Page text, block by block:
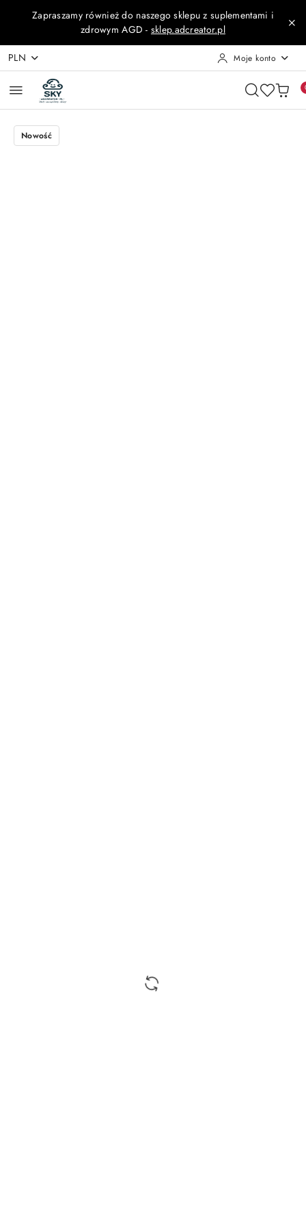
Przejdź do treści głównej
Przejdź do wyszukiwarki
Przejdź do moje konto
Przejdź do menu głównego
Przejdź do opisu produktu
Przejdź do stopki
Zapraszamy również do naszego sklepu z suplementami i
zdrowym AGD - sklep.adcreator.pl
PLN Moje konto
Nowość